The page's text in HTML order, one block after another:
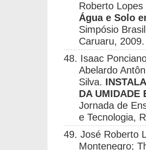
Roberto
Água e Solo
Simpósio
Caruaru, 2009.
48. Isaac
Abelardo
Silva.
DA UMIDADE
Jornada de
e Tecnologia,
49. José Roberto
Montenegro;